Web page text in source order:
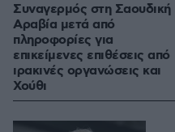
Συναγερμός στη Σαουδική
Αραβία μετά από
πληροφορίες για
επικείμενες επιθέσεις από
ιρακινές οργανώσεις και
Χούθι